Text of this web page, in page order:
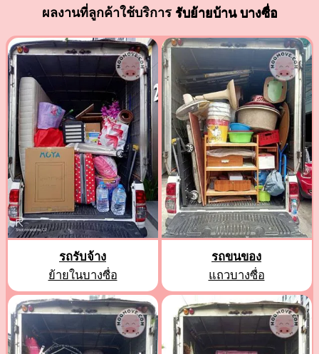
ผลงานที่ลูกค้าใช้บริการ รับย้ายบ้าน บางซื่อ
รถรับจ้าง
ย้ายในบางซื่อ
รถขนของ
แถวบางซื่อ